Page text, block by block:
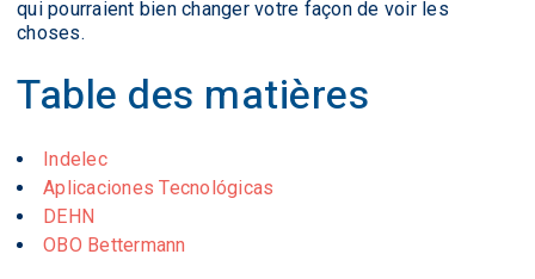
qui pourraient bien changer votre façon de voir les
choses.
Table des matières
Indelec
Aplicaciones Tecnológicas
DEHN
OBO Bettermann